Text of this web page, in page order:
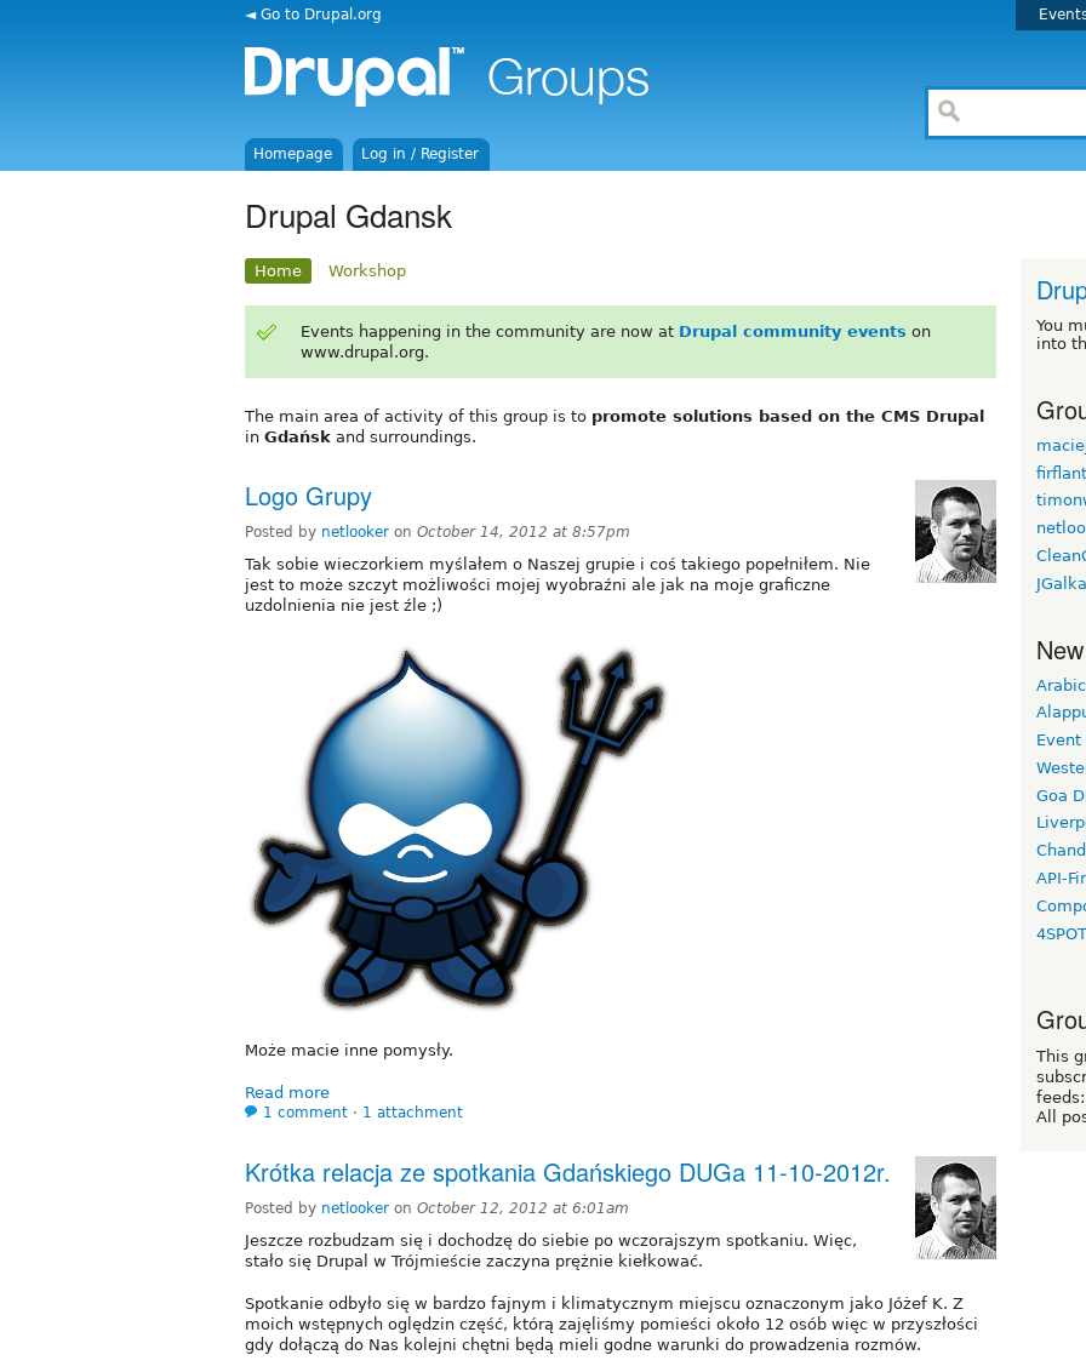
◄ Go to Drupal.org
Homepage Log in / Register
Drupal Gdansk
Home Workshop
Events happening in the community are now at Drupal community events on
www.drupal.org.
The main area of activity of this group is to promote solutions based on the CMS Drupal
in Gdańsk and surroundings.
Logo Grupy
Posted by netlooker on October 14, 2012 at 8:57pm
Tak sobie wieczorkiem myślałem o Naszej grupie i coś takiego popełniłem. Nie
jest to może szczyt możliwości mojej wyobraźni ale jak na moje graficzne
uzdolnienia nie jest źle ;)
Może macie inne pomysły.
Read more
1 comment ⋅ 1 attachment
Krótka relacja ze spotkania Gdańskiego DUGa 11-10-2012r.
Posted by netlooker on October 12, 2012 at 6:01am
Jeszcze rozbudzam się i dochodzę do siebie po wczorajszym spotkaniu. Więc,
stało się Drupal w Trójmieście zaczyna prężnie kiełkować.
Spotkanie odbyło się w bardzo fajnym i klimatycznym miejscu oznaczonym jako Jóżef K. Z
moich wstępnych oględzin część, którą zajęliśmy pomieści około 12 osób więc w przyszłości
gdy dołączą do Nas kolejni chętni będą mieli godne warunki do prowadzenia rozmów.
You
into
firflant
JGalka
Arabic
Event
Goa
API-
This
feeds:
All